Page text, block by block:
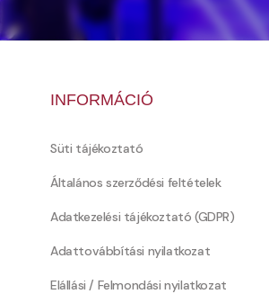
INFORMÁCIÓ
Süti tájékoztató
Általános szerződési feltételek
Adatkezelési tájékoztató (GDPR)
Adattovábbítási nyilatkozat
Elállási / Felmondási nyilatkozat